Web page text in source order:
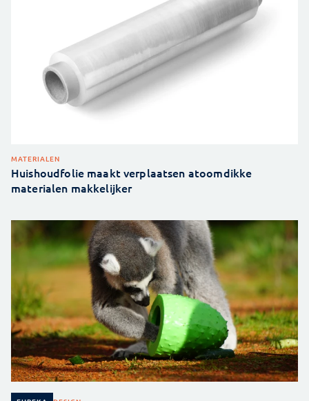
MATERIALEN
Huishoudfolie maakt verplaatsen atoomdikke
materialen makkelijker